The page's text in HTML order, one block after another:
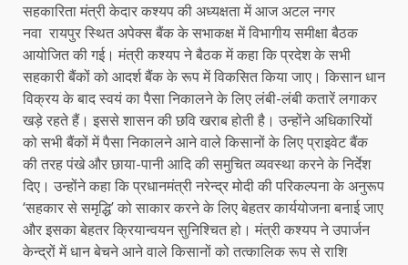
सहकारिता मंत्री केदार कश्यप की अध्यक्षता में आज अटल नगर
नवा रायपुर स्थित अपेक्स बैंक के सभाकक्ष में विभागीय समीक्षा बैठक
आयोजित की गई। मंत्री कश्यप ने बैठक में कहा कि प्रदेश के सभी
सहकारी बैंकों को आदर्श बैंक के रूप में विकसित किया जाए। किसान धान
विक्रय के बाद स्वयं का पैसा निकालने के लिए लंबी-लंबी कतारें लगाकर
खड़े रहते हैं। इससे शासन की छवि खराब होती है। उन्होंने अधिकारियों
को सभी बैंकों में पैसा निकालने आने वाले किसानों के लिए प्राइवेट बैंक
की तरह पंखे और छाया-पानी आदि की समुचित व्यवस्था करने के निर्देश
दिए। उन्होंने कहा कि प्रधानमंत्री नरेन्द्र मोदी की परिकल्पना के अनुरूप
‘सहकार से समृद्धि’ को साकार करने के लिए बेहतर कार्ययोजना बनाई जाए
और इसका बेहतर क्रियान्वयन सुनिश्चित हो। मंत्री कश्यप ने उपार्जन
केन्द्रों में धान बेचने आने वाले किसानों को तत्कालिक रूप से राशि